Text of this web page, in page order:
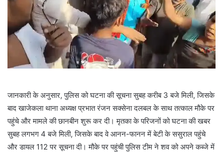
जानकारी के अनुसार, पुलिस को घटना की सूचना सुबह करीब 3 बजे मिली, जिसके
बाद खाजेकला थाना अध्यक्ष प्रभात रंजन सक्सेना दलबल के साथ तत्काल मौके पर
पहुंचे और मामले की छानबीन शुरू कर दी। मृतका के परिजनों को घटना की खबर
सुबह लगभग 4 बजे मिली, जिसके बाद वे आनन-फानन में बेटी के ससुराल पहुंचे
और डायल 112 पर सूचना दी। मौके पर पहुंची पुलिस टीम ने शव को अपने कब्जे में